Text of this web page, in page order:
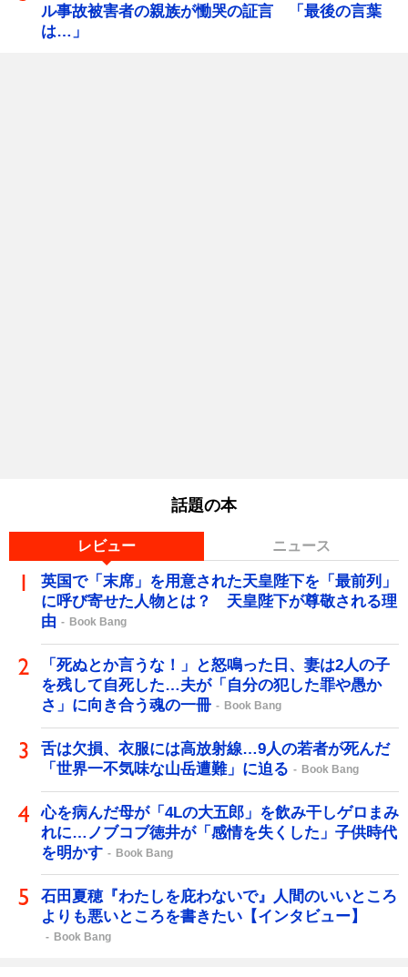
ル事故被害者の親族が慟哭の証言 「最後の言葉
は…」
話題の本
レビュー ニュース
英国で「末席」を用意された天皇陛下を「最前列」
に呼び寄せた人物とは？ 天皇陛下が尊敬される理
由
Book Bang
「死ぬとか言うな！」と怒鳴った日、妻は2人の子
を残して自死した…夫が「自分の犯した罪や愚か
さ」に向き合う魂の一冊
Book Bang
舌は欠損、衣服には高放射線…9人の若者が死んだ
「世界一不気味な山岳遭難」に迫る
Book Bang
心を病んだ母が「4Lの大五郎」を飲み干しゲロまみ
れに…ノブコブ徳井が「感情を失くした」子供時代
を明かす
Book Bang
石田夏穂『わたしを庇わないで』人間のいいところ
よりも悪いところを書きたい【インタビュー】
Book Bang